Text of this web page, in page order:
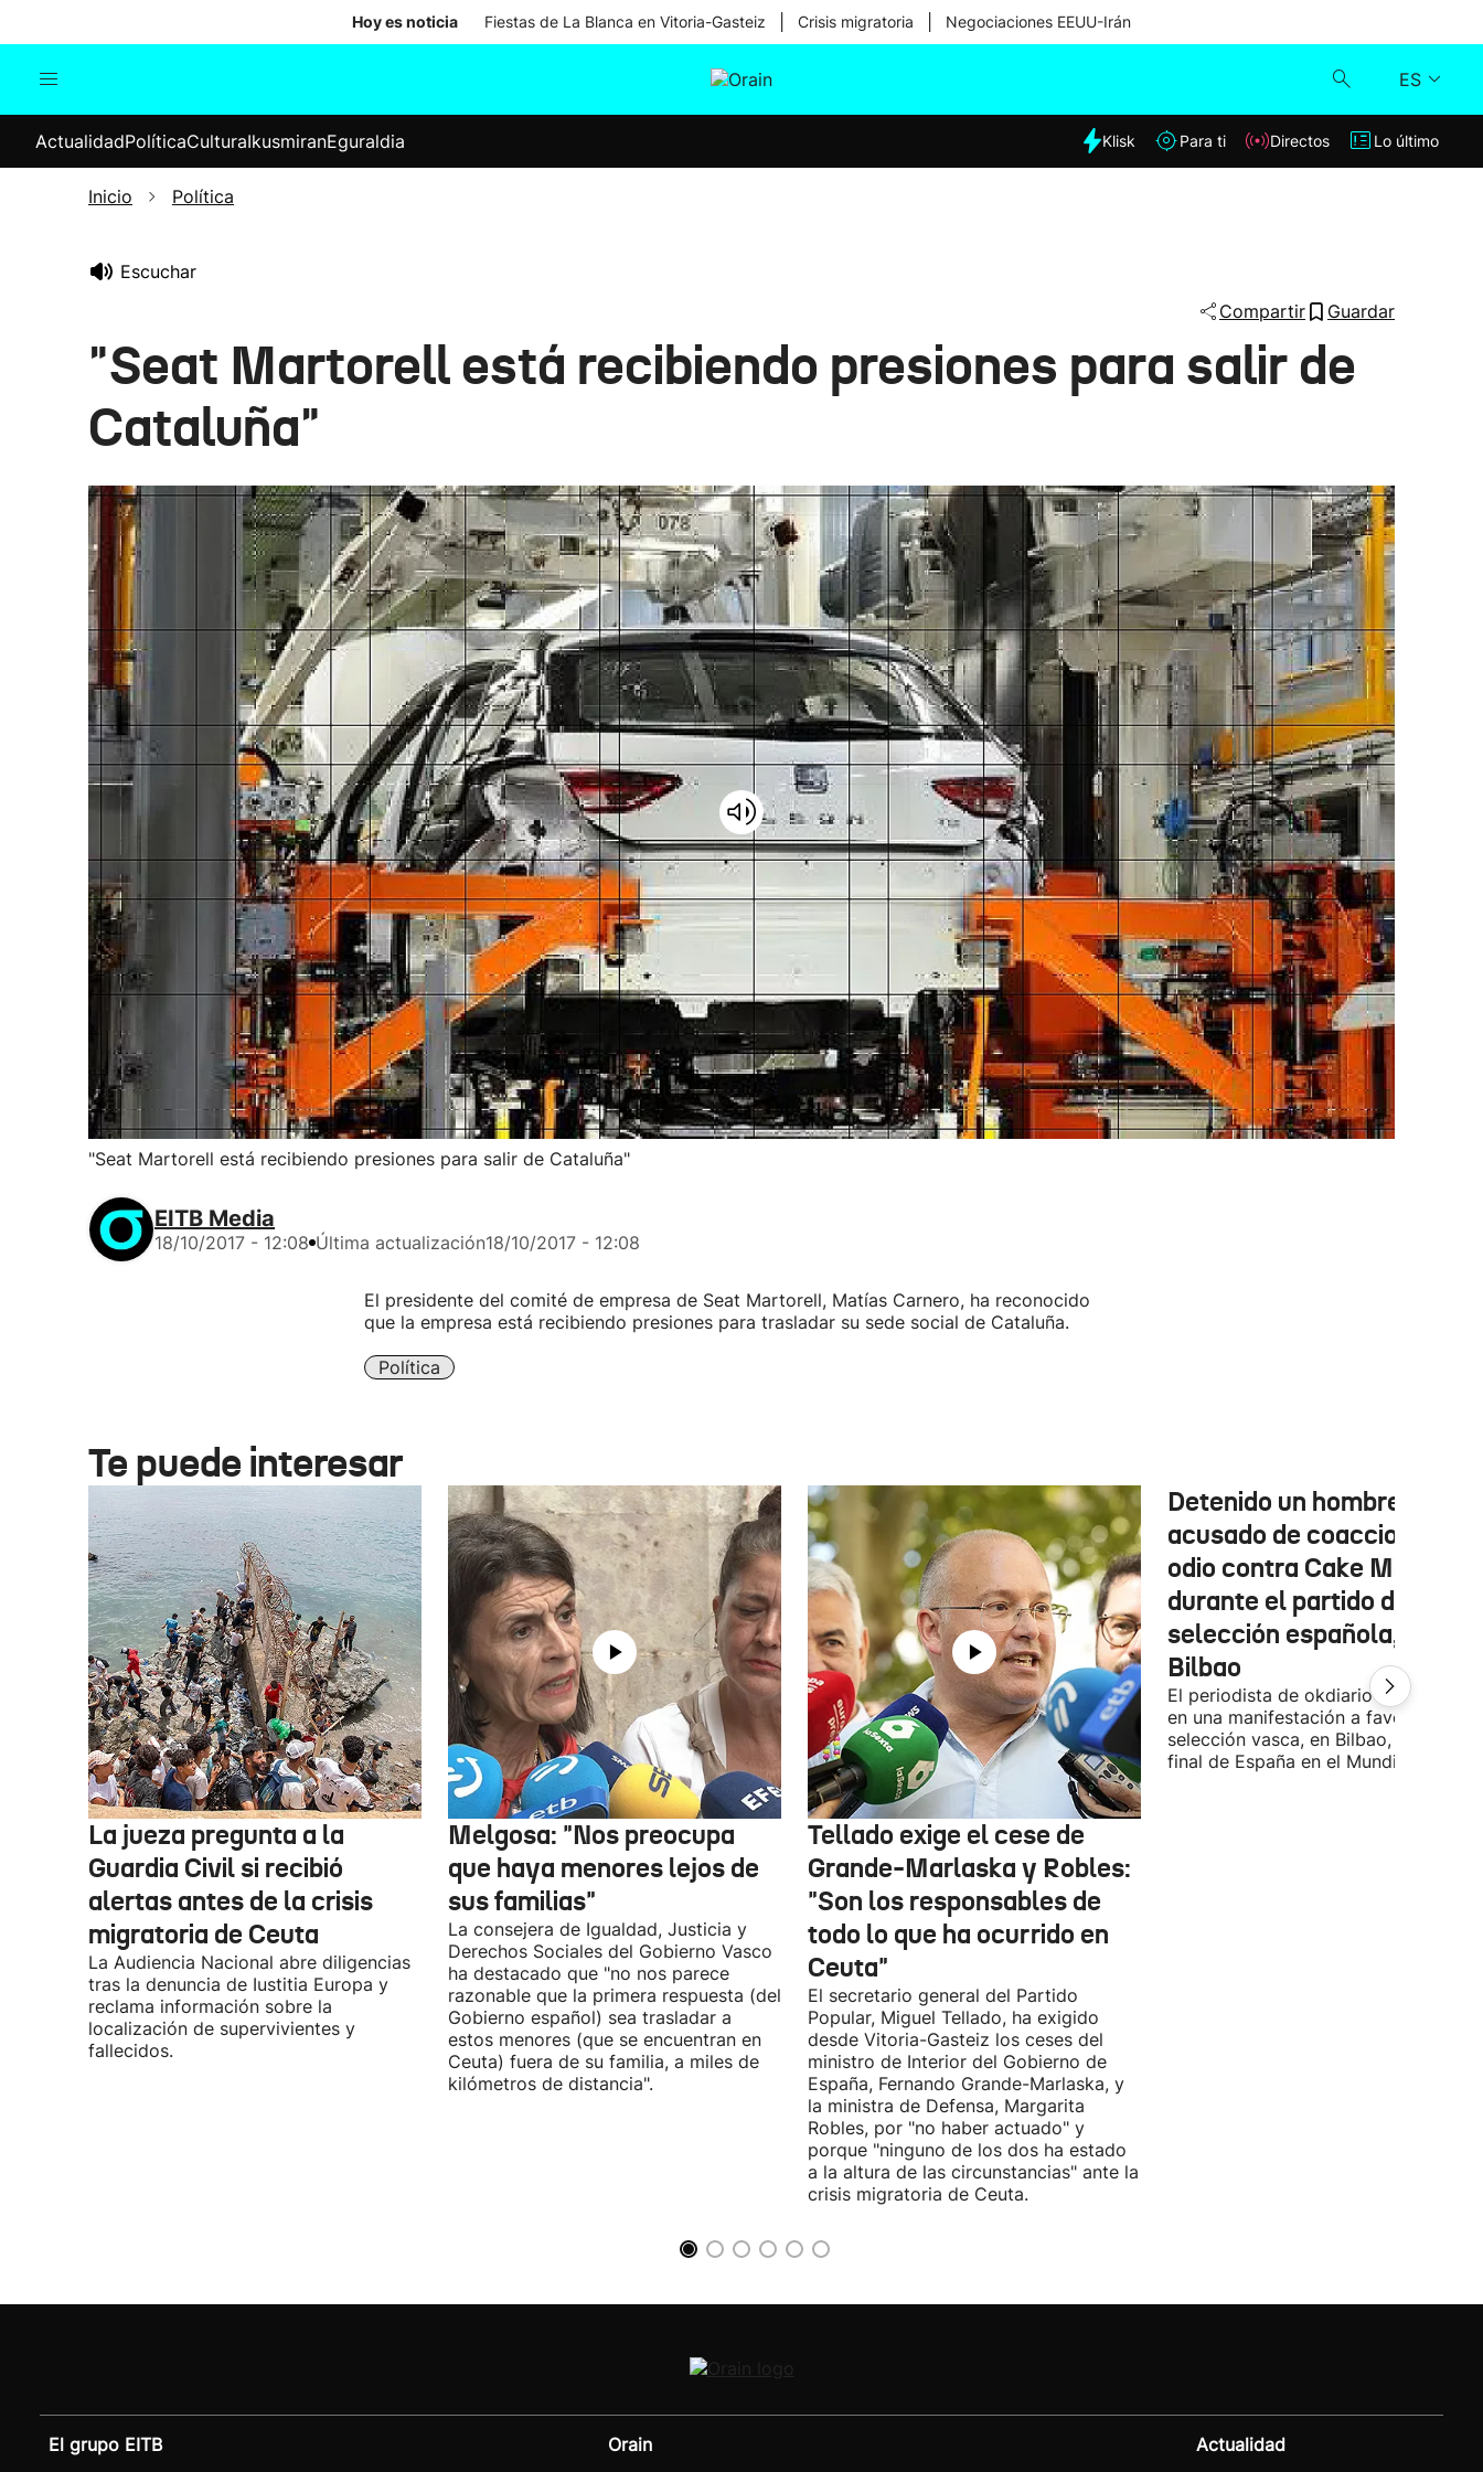
Hoy es noticia Fiestas de La Blanca en Vitoria-Gasteiz Crisis migratoria Negociaciones EEUU-Irán
ES
Internacional
Elecciones
Klisk
Lo último
ActualidadPolíticaCulturaIkusmiranEguraldia Klisk Para ti Directos Lo último
Inicio Política
Escuchar
Compartir
Guardar
"Seat Martorell está recibiendo presiones para salir de
Cataluña"
"Seat Martorell está recibiendo presiones para salir de Cataluña"
EITB Media
18/10/2017 - 12:08 Última actualización18/10/2017 - 12:08
El presidente del comité de empresa de Seat Martorell, Matías Carnero, ha reconocido
que la empresa está recibiendo presiones para trasladar su sede social de Cataluña.
Política
Te puede interesar
La jueza pregunta a la
Guardia Civil si recibió
alertas antes de la crisis
migratoria de Ceuta
La Audiencia Nacional abre diligencias
tras la denuncia de Iustitia Europa y
reclama información sobre la
localización de supervivientes y
fallecidos.
Melgosa: "Nos preocupa
que haya menores lejos de
sus familias"
La consejera de Igualdad, Justicia y
Derechos Sociales del Gobierno Vasco
ha destacado que "no nos parece
razonable que la primera respuesta (del
Gobierno español) sea trasladar a
estos menores (que se encuentran en
Ceuta) fuera de su familia, a miles de
kilómetros de distancia".
Tellado exige el cese de
Grande-Marlaska y Robles:
"Son los responsables de
todo lo que ha ocurrido en
Ceuta"
El secretario general del Partido
Popular, Miguel Tellado, ha exigido
desde Vitoria-Gasteiz los ceses del
ministro de Interior del Gobierno de
España, Fernando Grande-Marlaska, y
la ministra de Defensa, Margarita
Robles, por "no haber actuado" y
porque "ninguno de los dos ha estado
a la altura de las circunstancias" ante la
crisis migratoria de Ceuta.
Detenido un hombre
acusado de coacciones y
odio contra Cake Minuesa
durante el partido de la
selección española, en
Bilbao
El periodista de okdiario se
en una manifestación a favor de la
selección vasca, en Bilbao, durante la
final de España en el Mundial.
El grupo EITB Orain Actualidad